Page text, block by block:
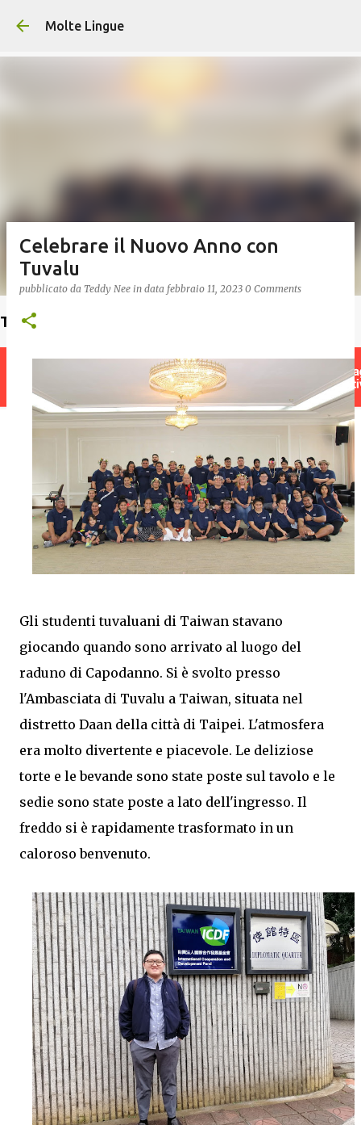
Molte Lingue
Trova un insegnante
Celebrare il Nuovo Anno con
Tuvalu
pubblicato da Teddy Nee in data febbraio 11, 2023 0 Comments
Gli studenti tuvaluani di Taiwan stavano
giocando quando sono arrivato al luogo del
raduno di Capodanno. Si è svolto presso
l'Ambasciata di Tuvalu a Taiwan, situata nel
distretto Daan della città di Taipei. L'atmosfera
era molto divertente e piacevole. Le deliziose
torte e le bevande sono state poste sul tavolo e le
sedie sono state poste a lato dell'ingresso. Il
freddo si è rapidamente trasformato in un
caloroso benvenuto.